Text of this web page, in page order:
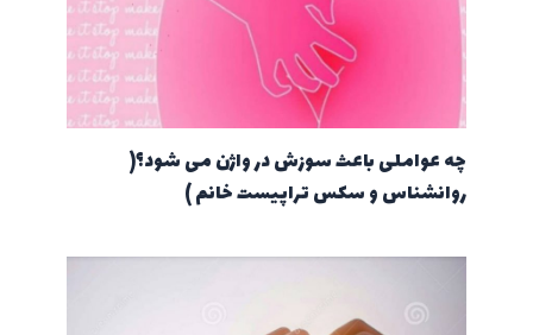
چه عواملی باعث سوزش در واژن می شود؟(
روانشناس و سکس تراپیست خانم )